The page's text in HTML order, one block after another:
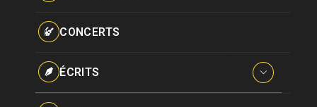
Pseudonymes
CONCERTS
ÉCRITS
Biographie
Discographie
Vidéographie
Concerts
Blog